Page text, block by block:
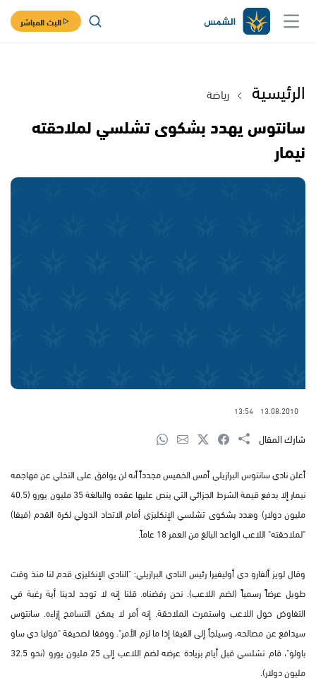
البث المباشر
الرئيسية رياضة
سانتوس يهدد بشكوى تشلسي لملاحقته
نيمار
13.08.2010
13:54
شارك المقال
أعلن نادي سانتوس البرازيلي أمس الخميس مجدداً أنه لن يوافق على التخلي عن مهاجمه
نيمار إلا بدفع قيمة الشرط الجزائي التي ينص عليها عقده والبالغة 35 مليون يورو (40.5
مليون دولار) وهدد بشكوى تشلسي الإنكليزي أمام الاتحاد الدولي لكرة القدم (فيفا)
"لملاحقته" اللاعب الواعد البالغ من العمر 18 عاماً.
وقال لويز ألفارو دي أوليفيرا رئيس النادي البرازيلي: "النادي الإنكليزي قدم لنا منذ وقت
طويل عرضاً رسمياً (لضم اللاعب). نحن رفضناه. قلنا إنه لا توجد لدينا أية رغبة في
التفاوض حول اللاعب واستمرت الملاحقة. إنه أمر لا يمكن التسامح إزاءه. سانتوس
سيدافع عن مصالحه، وسيلجأ إلى الفيفا إذا ما لزم الأمر". ووفقا لصحيفة "فوليا دي ساو
باولو"، قام تشلسي قبل أيام بزيادة عرضه لضم اللاعب إلى 25 مليون يورو (نحو 32.5
مليون دولار).